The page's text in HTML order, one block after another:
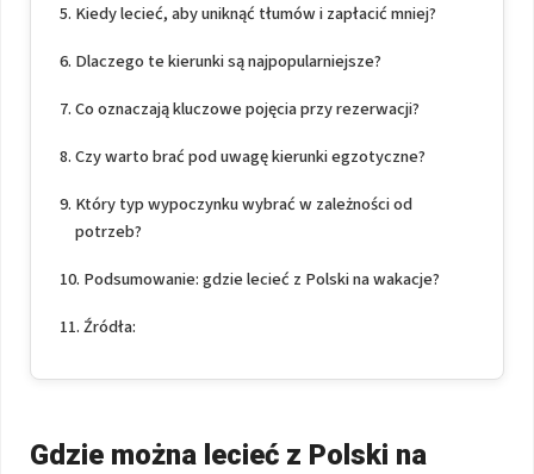
Kiedy lecieć, aby uniknąć tłumów i zapłacić mniej?
Dlaczego te kierunki są najpopularniejsze?
Co oznaczają kluczowe pojęcia przy rezerwacji?
Czy warto brać pod uwagę kierunki egzotyczne?
Który typ wypoczynku wybrać w zależności od
potrzeb?
Podsumowanie: gdzie lecieć z Polski na wakacje?
Źródła:
Gdzie można lecieć z Polski na